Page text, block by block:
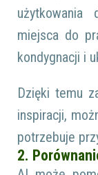
użytkowania
miejsca do
kondygnacji i
Dzięki temu
inspiracji,
potrzebuje
2.